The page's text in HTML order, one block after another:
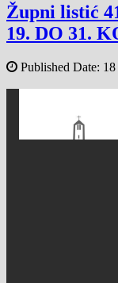
Župni listić
19. DO 31.
Published Date: